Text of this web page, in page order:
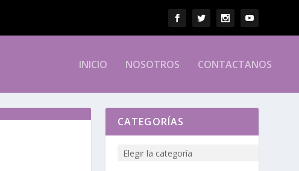
INICIO NOSOTROS CONTACTANOS
CATEGORÍAS